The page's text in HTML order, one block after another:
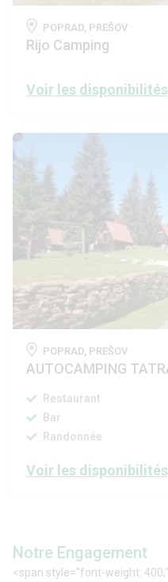
POPRAD, PREŠOV
Rijo Camping
Voir les disponibilités
POPRAD, PREŠOV
AUTOCAMPING
Restaurant
Bar
Randonnée
Voir les disponibilités
Notre Engagement
<span style="font-weight: